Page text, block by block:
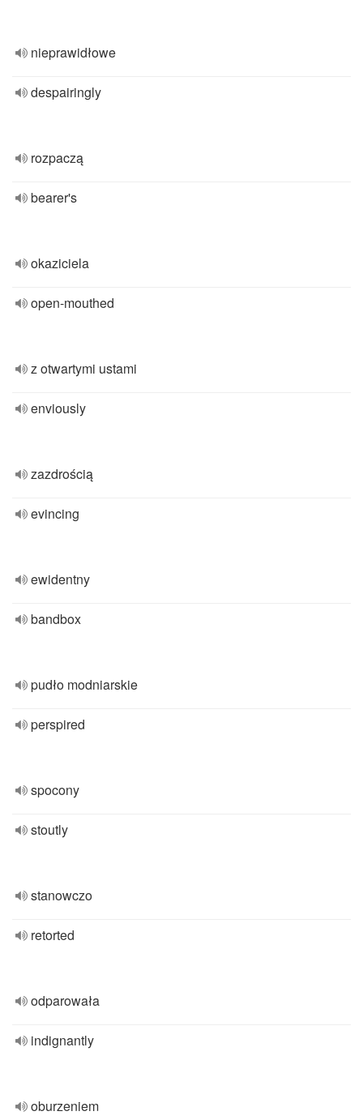
nieprawidłowe
despairingly
rozpaczą
bearer's
okaziciela
open-mouthed
z otwartymi ustami
enviously
zazdrością
evincing
ewidentny
bandbox
pudło modniarskie
perspired
spocony
stoutly
stanowczo
retorted
odparowała
indignantly
oburzeniem